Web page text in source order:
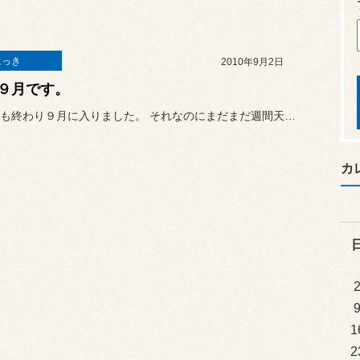
き 2010年9月2日
月です。
カ
2
9